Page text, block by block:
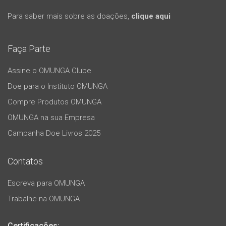
Para saber mais sobre as doações, clique aqui
Faça Parte
Assine o OMUNGA Clube
Doe para o Instituto OMUNGA
Compre Produtos OMUNGA
OMUNGA na sua Empresa
Campanha Doe Livros 2025
Contatos
Escreva para OMUNGA
Trabalhe na OMUNGA